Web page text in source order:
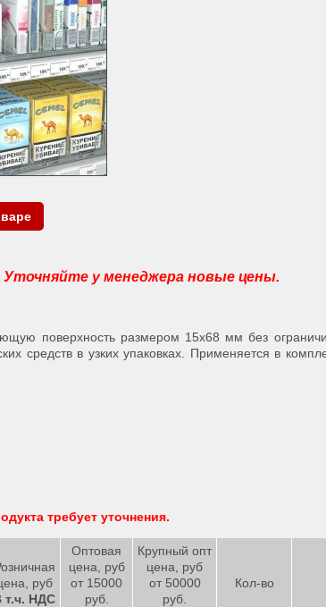
Уточняйте у менеджера новые цены.
поверхность размером 15х68 мм без
средств в узких упаковках. Применяется в
требует уточнения.
руб
т.ч. НДС
Оптовая
цена, руб
от 15000
руб.
Крупный опт
цена, руб
от 50000
руб.
Кол-во